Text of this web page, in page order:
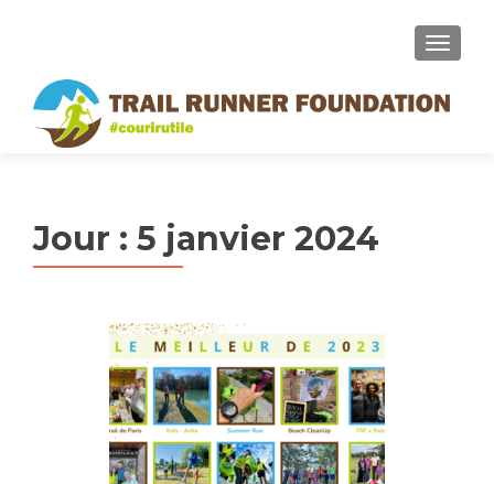
MENU
Jour : 5 janvier 2024